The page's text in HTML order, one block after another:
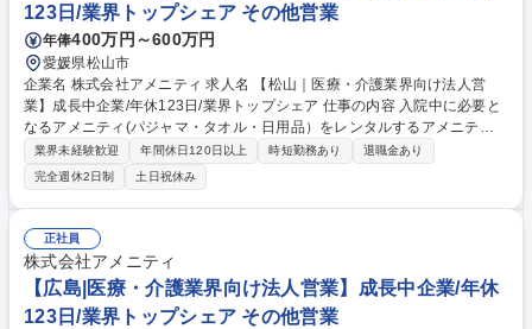
123日/業界トップシェア その他営業
年俸400万円～600万円
愛媛県松山市
企業名 株式会社アメニティ 求人名 【松山｜医療・介護業界向け法人営
業】成長中企業/年休123日/業界トップシェア 仕事の内容 入院中に必要と
なるアメニティ(パジャマ・タオル・日用品）をレンタルするアメニティ
サポートシステムを提供している当社にて、病院・介護施設向けの提案営
業をお任せ致します。 アメニティのレンタルサービスの提案だけでなく、
人材派遣・紹介等幅広く事業展開しているため、多角的に提案ができるこ
ともポイントの一つです。社会貢献性も高く、今後の高齢化社会において
成長が見込める産業です。 また、病院や介護施設の業務軽減に貢献する事
で、患者様、利用者様へのサービス向上に直結する為、大変やりがいのあ
るお仕事です。 ★2007年の設立以来、従業員数2,600名を超える企業に成
長した優良企業！ 募集職種 【松山｜医療・介護業界向け法人営業】成長
中企業/年休123日/業界トップシェア
業界未経験歓迎 年間休日120日以上 時短勤務あり
退職金あり
完全週休2日制
土日祝休み
正社員
株式会社アメニティ
【広島|医療・介護業界向け法人営業】成長中企業/年休
123日/業界トップシェア その他営業